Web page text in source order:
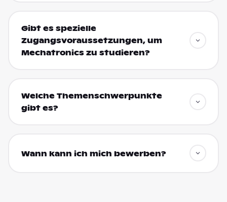
Gibt es spezielle
Zugangsvoraussetzungen, um
Mechatronics zu studieren?
Welche Themenschwerpunkte
gibt es?
Wann kann ich mich bewerben?